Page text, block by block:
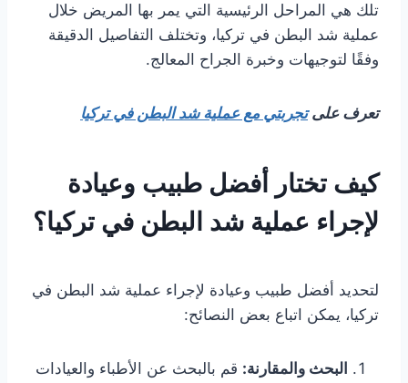
تلك هي المراحل الرئيسية التي يمر بها المريض خلال
عملية شد البطن في تركيا، وتختلف التفاصيل الدقيقة
وفقًا لتوجيهات وخبرة الجراح المعالج.
تعرف علىتجربتي مع عملية شد البطن في تركيا
كيف تختار أفضل طبيب وعيادة
لإجراء عملية شد البطن في تركيا؟
لتحديد أفضل طبيب وعيادة لإجراء عملية شد البطن في
تركيا، يمكن اتباع بعض النصائح:
البحث والمقارنة: قم بالبحث عن الأطباء والعيادات